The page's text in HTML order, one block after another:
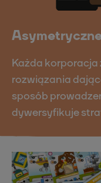
Każda
rozwiązania
sposób
dywersyfikuje